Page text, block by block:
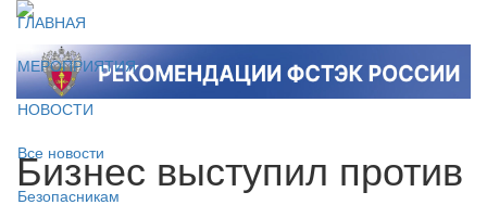
ГЛАВНАЯ
МЕРОПРИЯТИЯ
НОВОСТИ
Все новости
Безопасникам
Бизнес выступил против